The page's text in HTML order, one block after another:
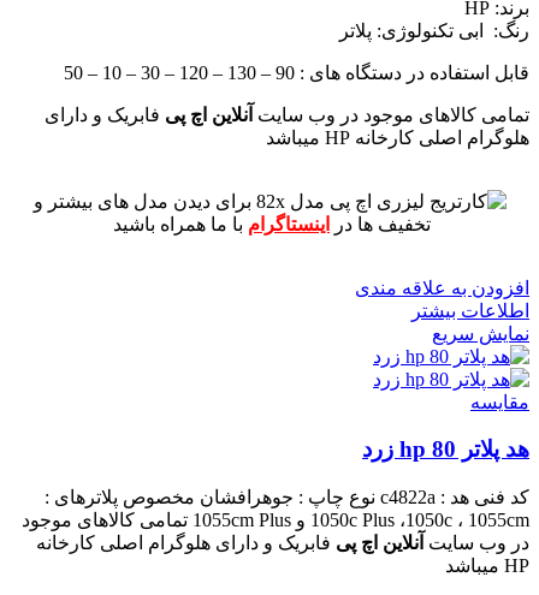
برند: HP
رنگ: ابی تکنولوژی: پلاتر
قابل استفاده در دستگاه های : 90 – 130 – 120 – 30 – 10 – 50
تمامی کالاهای موجود در وب سایت آنلاین اچ پی فابریک و دارای
هلوگرام اصلی کارخانه HP میباشد
برای دیدن مدل های بیشتر و
تخفیف ها در
اینستاگرام با ما همراه باشید
افزودن به علاقه مندی
اطلاعات بیشتر
نمایش سریع
مقايسه
هد پلاتر 80 hp زرد
کد فنی هد : c4822a نوع چاپ : جوهرافشان مخصوص پلاترهای :
1050c Plus ،1050c ، 1055cm و 1055cm Plus
تمامی کالاهای موجود
در وب سایت آنلاین اچ پی فابریک و دارای هلوگرام اصلی کارخانه
HP میباشد